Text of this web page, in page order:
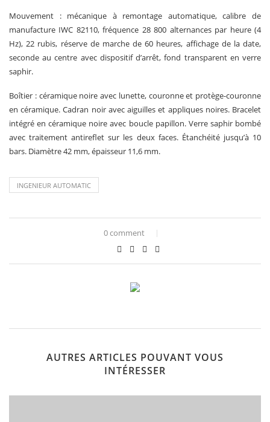
Mouvement : mécanique à remontage automatique, calibre de
manufacture IWC 82110, fréquence 28 800 alternances par heure (4
Hz), 22 rubis, réserve de marche de 60 heures, affichage de la date,
seconde au centre avec dispositif d’arrêt, fond transparent en verre
saphir.
Boîtier : céramique noire avec lunette, couronne et protège-couronne
en céramique. Cadran noir avec aiguilles et appliques noires. Bracelet
intégré en céramique noire avec boucle papillon. Verre saphir bombé
avec traitement antireflet sur les deux faces. Étanchéité jusqu’à 10
bars. Diamètre 42 mm, épaisseur 11,6 mm.
INGENIEUR AUTOMATIC
0 comment
AUTRES ARTICLES POUVANT VOUS
INTÉRESSER